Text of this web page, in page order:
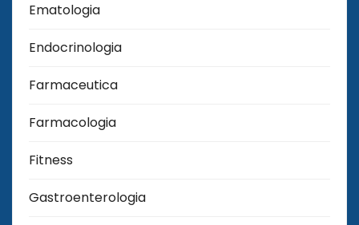
Ematologia
Endocrinologia
Farmaceutica
Farmacologia
Fitness
Gastroenterologia